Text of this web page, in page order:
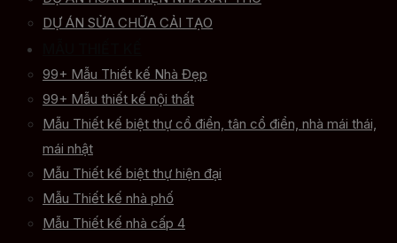
DỰ ÁN SỬA CHỮA CẢI TẠO
99+ Mẫu Thiết kế Nhà Đẹp
99+ Mẫu thiết kế nội thất
Mẫu Thiết kế biệt thự cổ điển, tân cổ điển, nhà mái thái,
mái nhật
Mẫu Thiết kế biệt thự hiện đại
Mẫu Thiết kế nhà phố
Mẫu Thiết kế nhà cấp 4